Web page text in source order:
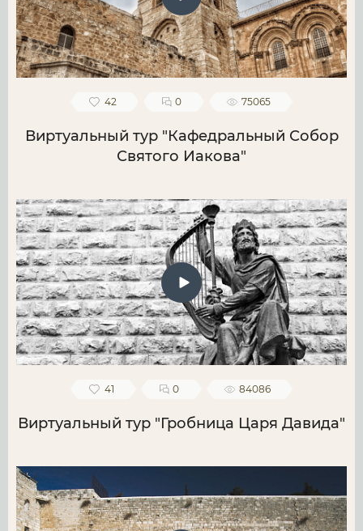
42 0 75065
Виртуальный тур "Кафедральный Собор
Святого Иакова"
41 0 84086
Виртуальный тур "Гробница Царя Давида"